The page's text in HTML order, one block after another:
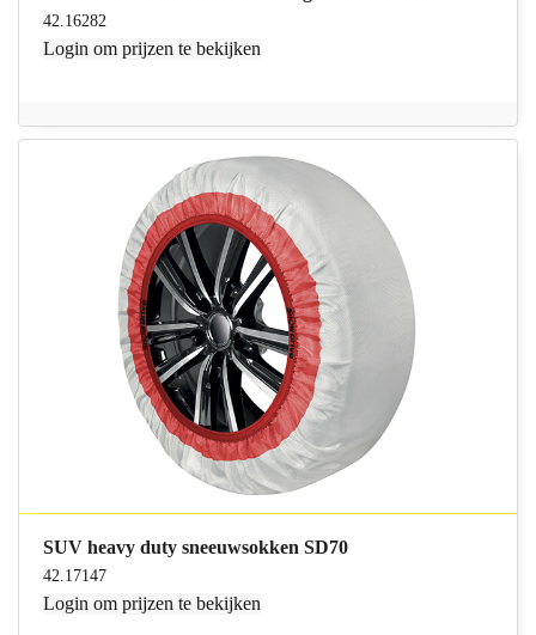
42.16282
Login om prijzen te bekijken
SUV heavy duty sneeuwsokken SD70
42.17147
Login om prijzen te bekijken